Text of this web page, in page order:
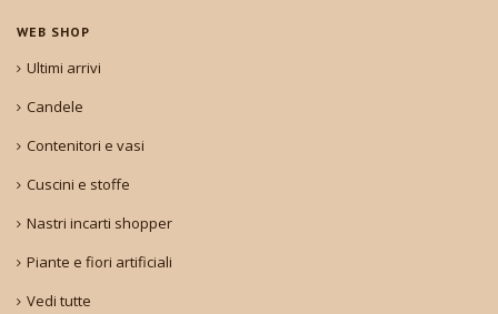
WEB SHOP
Ultimi arrivi
Candele
Contenitori e vasi
Cuscini e stoffe
Nastri incarti shopper
Piante e fiori artificiali
Vedi tutte